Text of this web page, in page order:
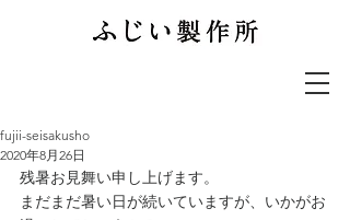
fujii-seisakusho
2020年8月26日
残暑お見舞い申し上げます。
まだまだ暑い日が続いていますが、いかがお